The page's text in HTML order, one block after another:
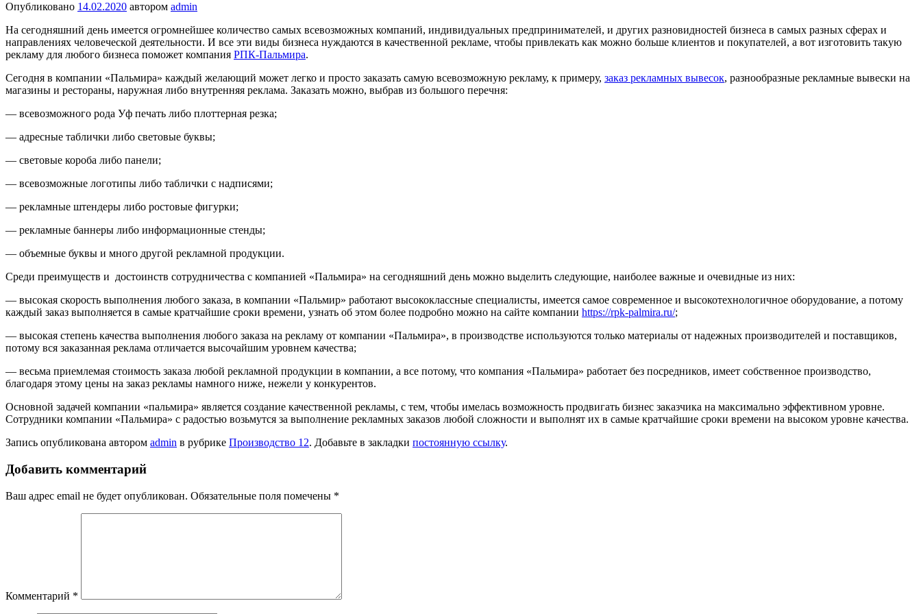
Опубликовано 14.02.2020 автором admin
На сегодняшний день имеется огромнейшее количество самых всевозможных компаний, индивидуальных предпринимателей, и других разновидностей бизнеса в самых разных сферах и
направлениях человеческой деятельности. И все эти виды бизнеса нуждаются в качественной рекламе, чтобы привлекать как можно больше клиентов и покупателей, а вот изготовить такую
рекламу для любого бизнеса поможет компания РПК-Пальмира.
Сегодня в компании «Пальмира» каждый желающий может легко и просто заказать самую всевозможную рекламу, к примеру, заказ рекламных вывесок, разнообразные рекламные вывески на
магазины и рестораны, наружная либо внутренняя реклама. Заказать можно, выбрав из большого перечня:
— всевозможного рода Уф печать либо плоттерная резка;
— адресные таблички либо световые буквы;
— световые короба либо панели;
— всевозможные логотипы либо таблички с надписями;
— рекламные штендеры либо ростовые фигурки;
— рекламные баннеры либо информационные стенды;
— объемные буквы и много другой рекламной продукции.
Среди преимуществ и достоинств сотрудничества с компанией «Пальмира» на сегодняшний день можно выделить следующие, наиболее важные и очевидные из них:
— высокая скорость выполнения любого заказа, в компании «Пальмир» работают высококлассные специалисты, имеется самое современное и высокотехнологичное оборудование, а потому
каждый заказ выполняется в самые кратчайшие сроки времени, узнать об этом более подробно можно на сайте компании https://rpk-palmira.ru/;
— высокая степень качества выполнения любого заказа на рекламу от компании «Пальмира», в производстве используются только материалы от надежных производителей и поставщиков,
потому вся заказанная реклама отличается высочайшим уровнем качества;
— весьма приемлемая стоимость заказа любой рекламной продукции в компании, а все потому, что компания «Пальмира» работает без посредников, имеет собственное производство,
благодаря этому цены на заказ рекламы намного ниже, нежели у конкурентов.
Основной задачей компании «пальмира» является создание качественной рекламы, с тем, чтобы имелась возможность продвигать бизнес заказчика на максимально эффективном уровне.
Сотрудники компании «Пальмира» с радостью возьмутся за выполнение рекламных заказов любой сложности и выполнят их в самые кратчайшие сроки времени на высоком уровне качества.
Запись опубликована автором admin в рубрике Производство 12. Добавьте в закладки постоянную ссылку.
Добавить комментарий
Ваш адрес email не будет опубликован. Обязательные поля помечены *
Комментарий *